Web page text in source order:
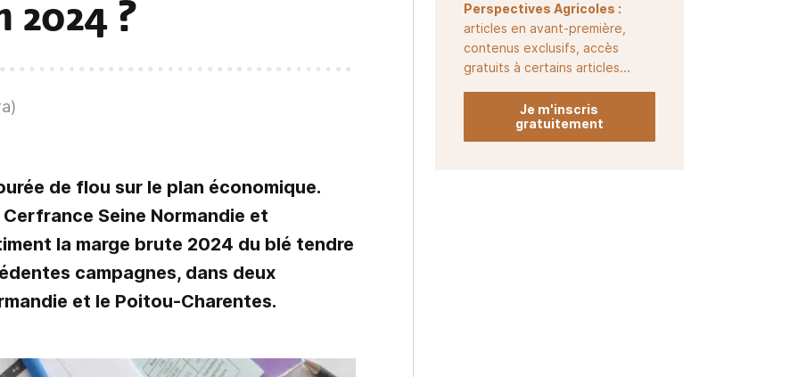
2024 ?
de flou sur le plan économique.
Seine Normandie et
la marge brute 2024 du blé tendre
campagnes, dans deux
et le Poitou-Charentes.
Perspectives Agricoles :
articles en avant-première,
contenus exclusifs, accès
gratuits à certains articles...
Je m'inscris
gratuitement